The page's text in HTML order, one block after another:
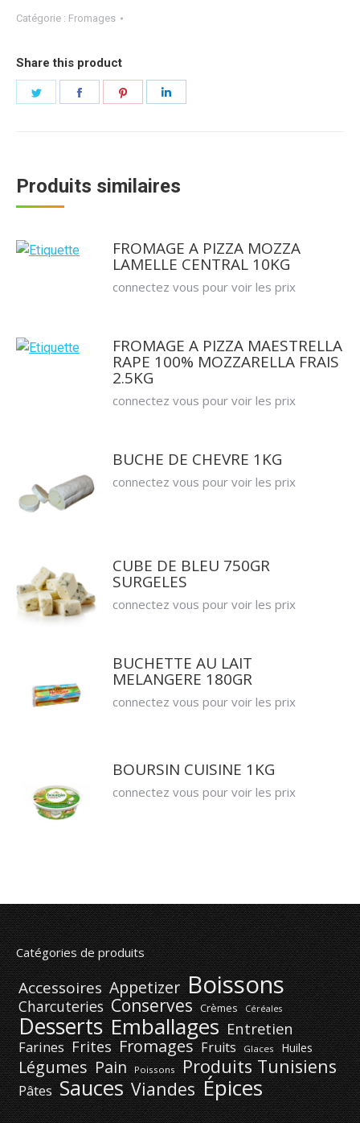
Catégorie : Fromages
Share this product
Partager
Partager Partager
Produits similaires
FROMAGE A PIZZA MOZZA
LAMELLE CENTRAL 10KG
connectez vous pour voir les prix
FROMAGE A PIZZA MAESTRELLA
RAPE 100% MOZZARELLA FRAIS
2.5KG
connectez vous pour voir les prix
BUCHE DE CHEVRE 1KG
connectez vous pour voir les prix
CUBE DE BLEU 750GR
SURGELES
connectez vous pour voir les prix
BUCHETTE AU LAIT
MELANGERE 180GR
connectez vous pour voir les prix
BOURSIN CUISINE 1KG
connectez vous pour voir les prix
Catégories de produits
Accessoires Appetizer Boissons
Charcuteries Conserves Crèmes Céréales
Desserts Emballages Entretien
Farines Frites Fromages Fruits Glaces Huiles
Légumes Pain Poissons Produits Tunisiens
Pâtes Sauces Viandes Épices